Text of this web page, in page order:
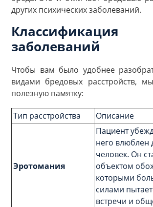
других психических заболеваний.
Классификация
заболеваний
Чтобы вам было удобнее
видами бредовых расстройств,
полезную памятку:
Тип расстройства Описание
Эротомания
Пациент
него влюблен
человек. Он
объектом
которыми
силами
встречи и